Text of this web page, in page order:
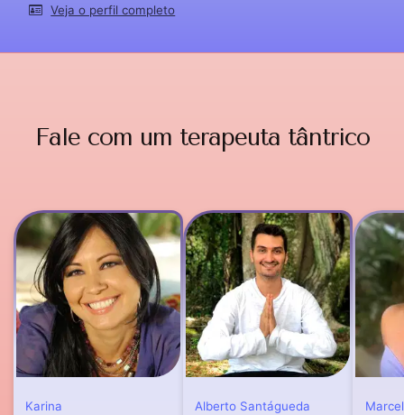
Veja o perfil completo
Fale com um terapeuta tântrico
Karina Alberto Santágueda